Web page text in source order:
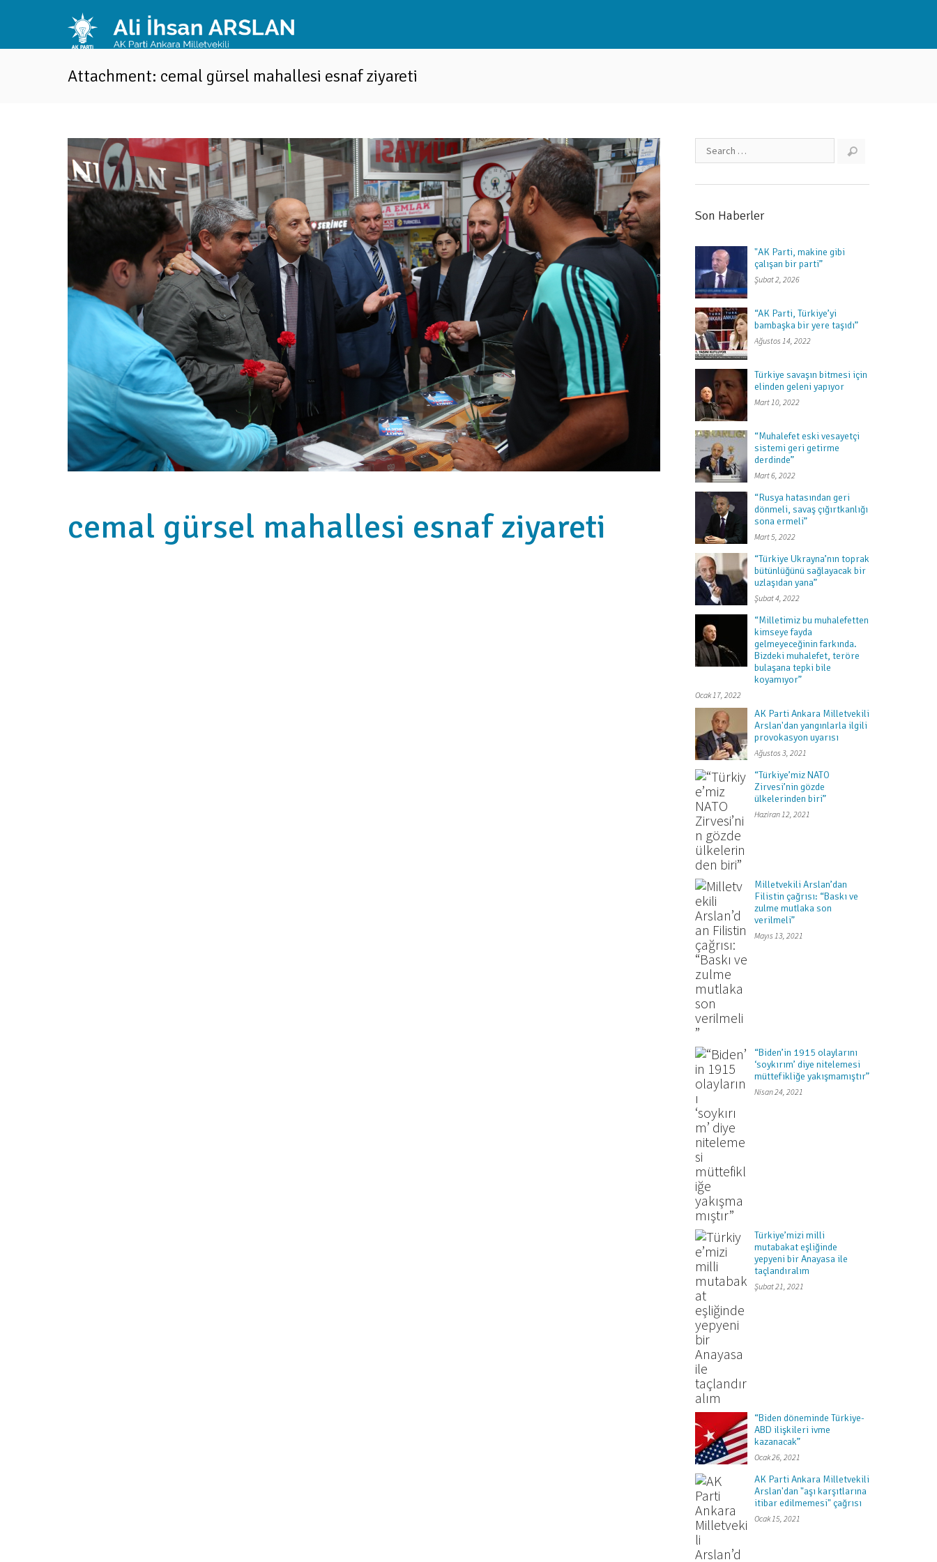
Attachment: cemal gürsel mahallesi esnaf ziyareti
Next item
cemal gürsel mahallesi...
cemal gürsel mahallesi esnaf ziyareti
Son Haberler
"AK Parti, makine gibi
çalışan bir parti”
Şubat 2, 2026
“AK Parti, Türkiye’yi
bambaşka bir yere taşıdı”
Ağustos 14, 2022
Türkiye savaşın bitmesi için
elinden geleni yapıyor
Mart 10, 2022
“Muhalefet eski vesayetçi
sistemi geri getirme
derdinde”
Mart 6, 2022
“Rusya hatasından geri
dönmeli, savaş çığırtkanlığı
sona ermeli”
Mart 5, 2022
“Türkiye Ukrayna’nın toprak
bütünlüğünü sağlayacak bir
uzlaşıdan yana”
Şubat 4, 2022
“Milletimiz bu muhalefetten
kimseye fayda
gelmeyeceğinin farkında.
Bizdeki muhalefet, teröre
bulaşana tepki bile
koyamıyor”
Ocak 17, 2022
AK Parti Ankara Milletvekili
Arslan'dan yangınlarla ilgili
provokasyon uyarısı
Ağustos 3, 2021
“Türkiye’miz NATO
Zirvesi’nin gözde
ülkelerinden biri”
Haziran 12, 2021
Milletvekili Arslan’dan
Filistin çağrısı: “Baskı ve
zulme mutlaka son
verilmeli”
Mayıs 13, 2021
“Biden’in 1915 olaylarını
‘soykırım’ diye nitelemesi
müttefikliğe yakışmamıştır”
Nisan 24, 2021
Türkiye’mizi milli
mutabakat eşliğinde
yepyeni bir Anayasa ile
taçlandıralım
Şubat 21, 2021
“Biden döneminde Türkiye-
ABD ilişkileri ivme
kazanacak”
Ocak 26, 2021
AK Parti Ankara Milletvekili
Arslan'dan "aşı karşıtlarına
itibar edilmemesi" çağrısı
Ocak 15, 2021